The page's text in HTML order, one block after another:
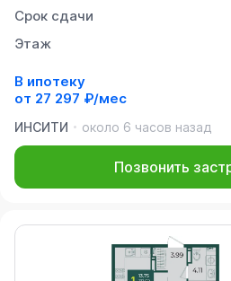
Срок сдачи
Этаж
В ипотеку
от 27 297 ₽/мес
ИНСИТИ
около 6 часов назад
Позвонить